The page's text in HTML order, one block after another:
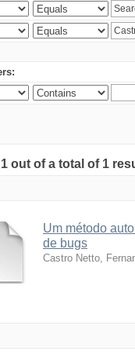
out of a total of 1
Um método
de bugs
Castro Netto,